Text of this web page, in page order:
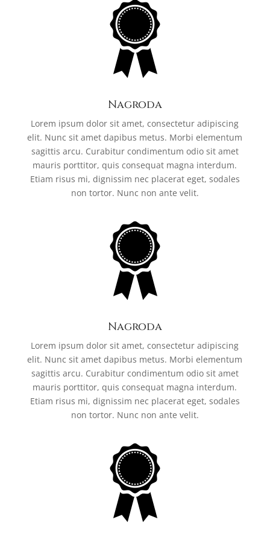
Nagroda
Lorem ipsum dolor sit amet, consectetur adipiscing
elit. Nunc sit amet dapibus metus. Morbi elementum
sagittis arcu. Curabitur condimentum odio sit amet
mauris porttitor, quis consequat magna interdum.
Etiam risus mi, dignissim nec placerat eget, sodales
non tortor. Nunc non ante velit.
Nagroda
Lorem ipsum dolor sit amet, consectetur adipiscing
elit. Nunc sit amet dapibus metus. Morbi elementum
sagittis arcu. Curabitur condimentum odio sit amet
mauris porttitor, quis consequat magna interdum.
Etiam risus mi, dignissim nec placerat eget, sodales
non tortor. Nunc non ante velit.